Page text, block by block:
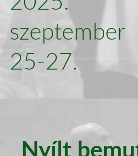
szeptember
25-27.
Nyílt